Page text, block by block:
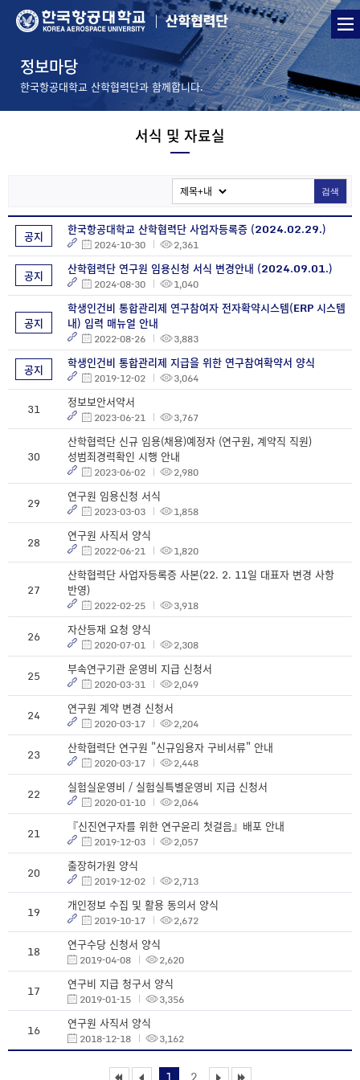
정보마당
한국항공대학교 산학협력단과 함께합니다.
서식 및 자료실
검색
공지 한국항공대학교 산학협력단 사업자등록증 (2024.02.29.)
2024-10-30 2,361
공지 산학협력단 연구원 임용신청 서식 변경안내 (2024.09.01.)
2024-08-30 1,040
공지
학생인건비 통합관리제 연구참여자 전자확약시스템(ERP 시스템
내) 입력 매뉴얼 안내
2022-08-26 3,883
공지 학생인건비 통합관리제 지급을 위한 연구참여확약서 양식
2019-12-02 3,064
31 정보보안서약서
2023-06-21 3,767
30
산학협력단 신규 임용(채용)예정자 (연구원, 계약직 직원)
성범죄경력확인 시행 안내
2023-06-02 2,980
29 연구원 임용신청 서식
2023-03-03 1,858
28 연구원 사직서 양식
2022-06-21 1,820
27
산학협력단 사업자등록증 사본(22. 2. 11일 대표자 변경 사항
반영)
2022-02-25 3,918
26 자산등재 요청 양식
2020-07-01 2,308
25 부속연구기관 운영비 지급 신청서
2020-03-31 2,049
24 연구원 계약 변경 신청서
2020-03-17 2,204
23 산학협력단 연구원 "신규임용자 구비서류" 안내
2020-03-17 2,448
22 실험실운영비 / 실험실특별운영비 지급 신청서
2020-01-10 2,064
21 『신진연구자를 위한 연구윤리 첫걸음』배포 안내
2019-12-03 2,057
20 출장허가원 양식
2019-12-02 2,713
19 개인정보 수집 및 활용 동의서 양식
2019-10-17 2,672
18 연구수당 신청서 양식
2019-04-08 2,620
17 연구비 지급 청구서 양식
2019-01-15 3,356
16 연구원 사직서 양식
2018-12-18 3,162
1 2